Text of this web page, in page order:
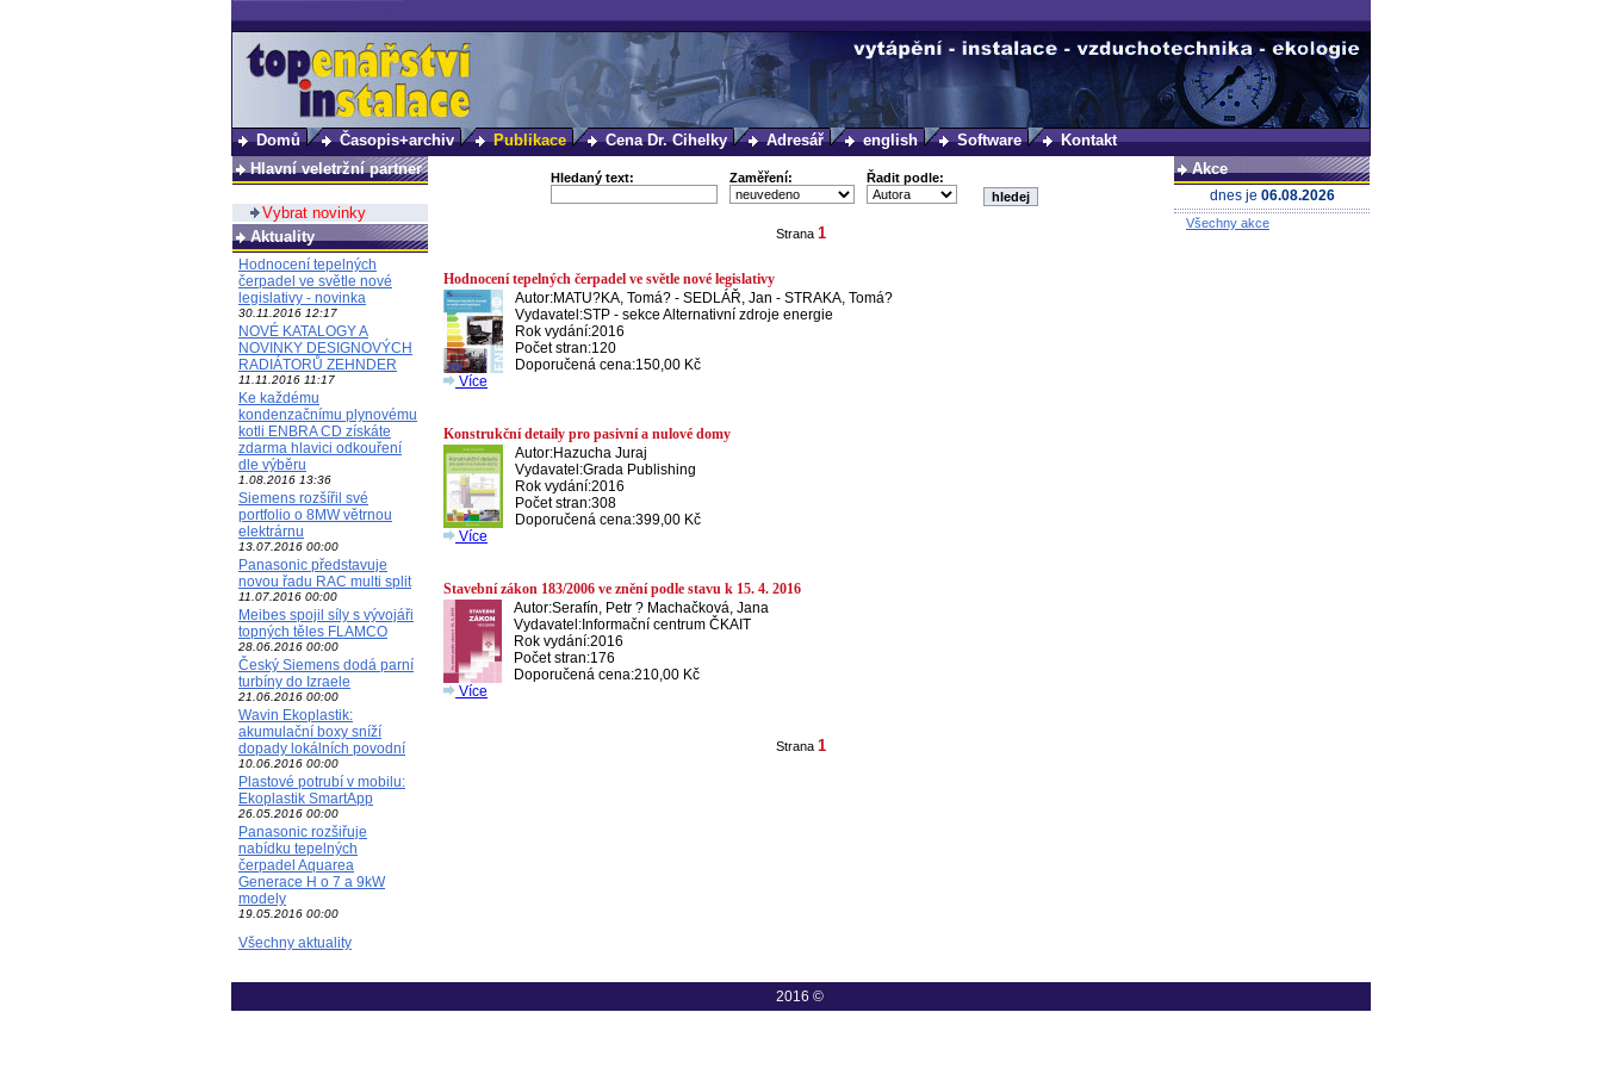
Domů Časopis+archiv Publikace Cena Dr. Cihelky Adresář english Software
Kontakt
Hlavní veletržní partner
Vybrat novinky
Aktuality
Hodnocení tepelných
čerpadel ve světle nové
legislativy - novinka
30.11.2016 12:17
NOVÉ KATALOGY A
NOVINKY DESIGNOVÝCH
RADIÁTORŮ ZEHNDER
11.11.2016 11:17
Ke každému
kondenzačnímu plynovému
kotli ENBRA CD získáte
zdarma hlavici odkouření
dle výběru
1.08.2016 13:36
Siemens rozšířil své
portfolio o 8MW větrnou
elektrárnu
13.07.2016 00:00
Panasonic představuje
novou řadu RAC multi split
11.07.2016 00:00
Meibes spojil síly s vývojáři
topných těles FLAMCO
28.06.2016 00:00
Český Siemens dodá parní
turbíny do Izraele
21.06.2016 00:00
Wavin Ekoplastik:
akumulační boxy sníží
dopady lokálních povodní
10.06.2016 00:00
Plastové potrubí v mobilu:
Ekoplastik SmartApp
26.05.2016 00:00
Panasonic rozšiřuje
nabídku tepelných
čerpadel Aquarea
Generace H o 7 a 9kW
modely
19.05.2016 00:00
Všechny aktuality
Hledaný text: Zaměření: Řadit podle:
Strana 1
Hodnocení tepelných čerpadel ve světle nové legislativy
Autor:MATU?KA, Tomá? - SEDLÁŘ, Jan - STRAKA, Tomá?
Vydavatel:STP - sekce Alternativní zdroje energie
Rok vydání:2016
Počet stran:120
Doporučená cena:150,00 Kč
Více
Konstrukční detaily pro pasivní a nulové domy
Autor:Hazucha Juraj
Vydavatel:Grada Publishing
Rok vydání:2016
Počet stran:308
Doporučená cena:399,00 Kč
Více
Stavební zákon 183/2006 ve znění podle stavu k 15. 4. 2016
Autor:Serafín, Petr ? Machačková, Jana
Vydavatel: Informační centrum ČKAIT
Rok vydání:2016
Počet stran:176
Doporučená cena:210,00 Kč
Více
Strana 1
Akce
dnes je 06.08.2026
Všechny akce
2016 ©